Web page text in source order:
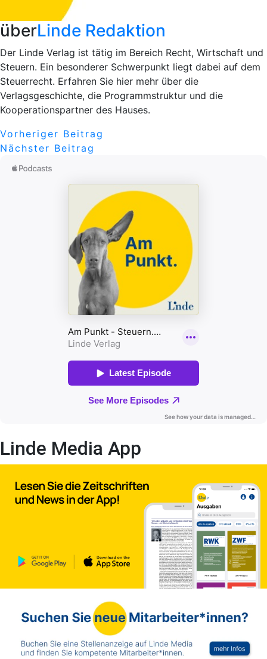
überLinde Redaktion
Der Linde Verlag ist tätig im Bereich Recht, Wirtschaft und
Steuern. Ein besonderer Schwerpunkt liegt dabei auf dem
Steuerrecht. Erfahren Sie hier mehr über die
Verlagsgeschichte, die Programmstruktur und die
Kooperationspartner des Hauses.
Beitragsnavigation
Vorheriger Beitrag
Nächster Beitrag
Linde Media App